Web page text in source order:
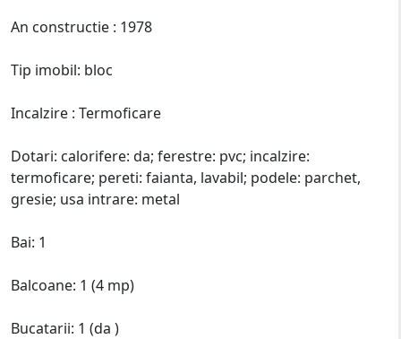
An constructie : 1978
Tip imobil: bloc
Incalzire : Termoficare
Dotari: calorifere: da; ferestre: pvc; incalzire:
termoficare; pereti: faianta, lavabil; podele: parchet,
gresie; usa intrare: metal
Bai: 1
Balcoane: 1 (4 mp)
Bucatarii: 1 (da )